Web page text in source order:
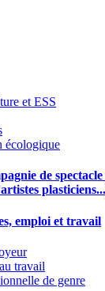
et ESS
écologique
de
emploi et travail
travail
de genre